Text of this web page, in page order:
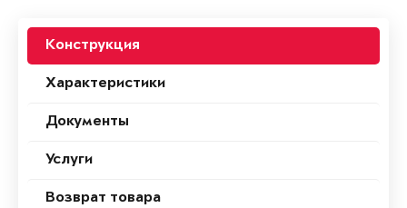
Конструкция
Характеристики
Документы
Услуги
Возврат товара